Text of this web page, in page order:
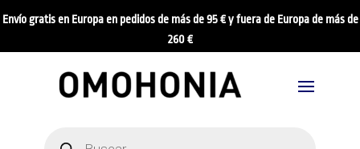
Envío gratis en Europa en pedidos de más de 95 € y fuera de Europa de más de
260 €